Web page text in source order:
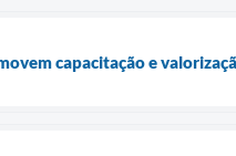
capacitação e